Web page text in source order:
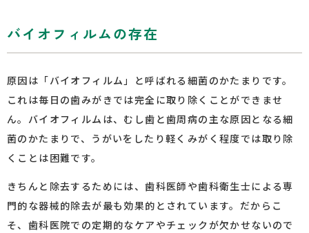
バイオフィルムの存在
原因は「バイオフィルム」と呼ばれる細菌のかたまりです。
これは毎日の歯みがきでは完全に取り除くことができませ
ん。バイオフィルムは、むし歯と歯周病の主な原因となる細
菌のかたまりで、うがいをしたり軽くみがく程度では取り除
くことは困難です。
きちんと除去するためには、歯科医師や歯科衛生士による専
門的な器械的除去が最も効果的とされています。だからこ
そ、歯科医院での定期的なケアやチェックが欠かせないので